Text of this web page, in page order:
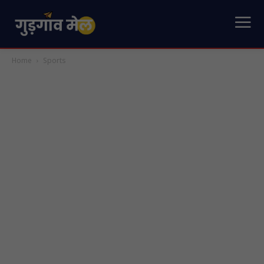
Home Sports